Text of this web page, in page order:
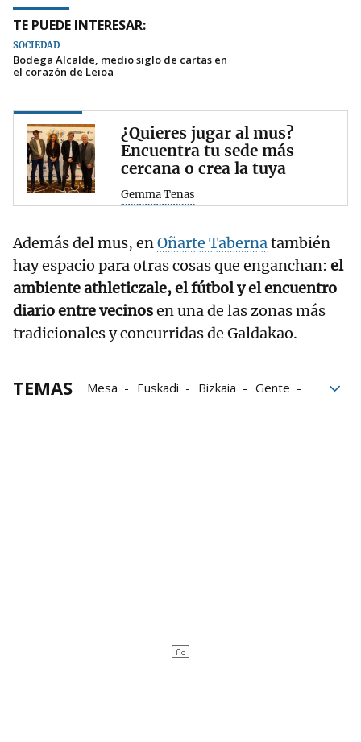
TE PUEDE INTERESAR:
SOCIEDAD
Bodega Alcalde, medio siglo de cartas en
el corazón de Leioa
¿Quieres jugar al mus?
Encuentra tu sede más
cercana o crea la tuya
Gemma Tenas
Además del mus, enOñarte Tabernatambién
hay espacio para otras cosas que enganchan: el
ambiente athleticzale, el fútbol y el encuentro
diario entre vecinosen una de las zonas más
tradicionales y concurridas de Galdakao.
TEMAS Mesa Euskadi Bizkaia
Gente